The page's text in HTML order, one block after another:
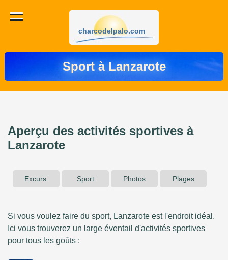
charcodelpalo.com
Sport à Lanzarote
Aperçu des activités sportives à
Lanzarote
Excurs. Sport Photos Plages
Si vous voulez faire du sport, Lanzarote est l'endroit idéal.
Ici vous trouverez un large éventail d'activités sportives
pour tous les goûts :